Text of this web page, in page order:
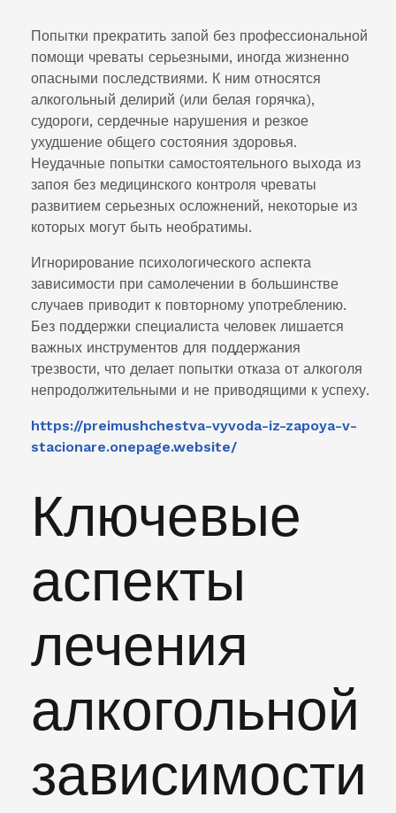
Попытки прекратить запой без профессиональной
помощи чреваты серьезными, иногда жизненно
опасными последствиями. К ним относятся
алкогольный делирий (или белая горячка),
судороги, сердечные нарушения и резкое
ухудшение общего состояния здоровья.
Неудачные попытки самостоятельного выхода из
запоя без медицинского контроля чреваты
развитием серьезных осложнений, некоторые из
которых могут быть необратимы.
Игнорирование психологического аспекта
зависимости при самолечении в большинстве
случаев приводит к повторному употреблению.
Без поддержки специалиста человек лишается
важных инструментов для поддержания
трезвости, что делает попытки отказа от алкоголя
непродолжительными и не приводящими к успеху.
https://preimushchestva-vyvoda-iz-zapoya-v-
stacionare.onepage.website/
Ключевые
аспекты
лечения
алкогольной
зависимости